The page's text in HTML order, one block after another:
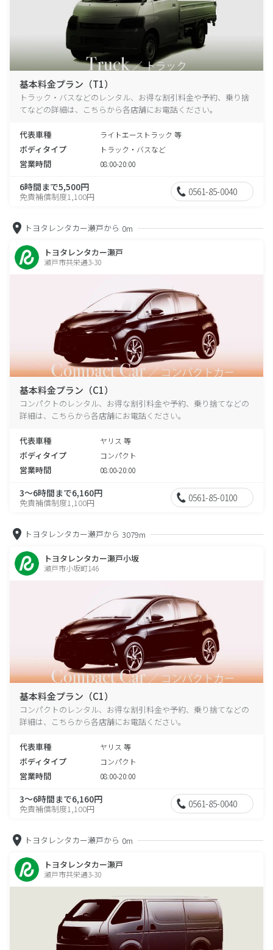
基本料金プラン（T1）
トラック・バスなどのレンタル、お得な割引料金や予約、乗り捨
てなどの詳細は、こちらから各店舗にお電話ください。
代表車種 ライトエーストラック 等
ボディタイプ トラック・バスなど
営業時間 08:00-20:00
6時間まで5,500円
免責補償制度1,100円 0561-85-0040
トヨタレンタカー瀬戸から 0m
トヨタレンタカー瀬戸
瀬戸市共栄通3-30
基本料金プラン（C1）
コンパクトのレンタル、お得な割引料金や予約、乗り捨てなどの
詳細は、こちらから各店舗にお電話ください。
代表車種 ヤリス 等
ボディタイプ コンパクト
営業時間 08:00-20:00
3～6時間まで6,160円
免責補償制度1,100円 0561-85-0100
トヨタレンタカー瀬戸から 3079m
トヨタレンタカー瀬戸小坂
瀬戸市小坂町146
基本料金プラン（C1）
コンパクトのレンタル、お得な割引料金や予約、乗り捨てなどの
詳細は、こちらから各店舗にお電話ください。
代表車種 ヤリス 等
ボディタイプ コンパクト
営業時間 08:00-20:00
3～6時間まで6,160円
免責補償制度1,100円 0561-85-0040
トヨタレンタカー瀬戸から 0m
トヨタレンタカー瀬戸
瀬戸市共栄通3-30